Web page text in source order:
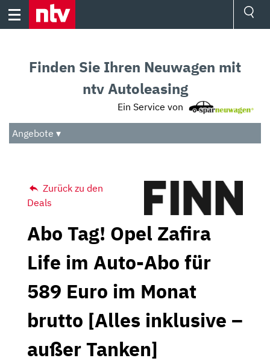
Skip
Audio
Das Beste
Finden Sie Ihren Neuwagen mit
ntv Autoleasing
Ein Service von
Angebote ▾
Zurück zu den
Deals
Abo Tag! Opel Zafira
Life im Auto-Abo für
589 Euro im Monat
brutto [Alles inklusive –
außer Tanken]